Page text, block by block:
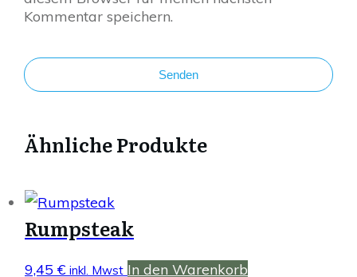
Kommentar speichern.
Senden
Ähnliche Produkte
Rumpsteak
9,45 € inkl. Mwst In den Warenkorb